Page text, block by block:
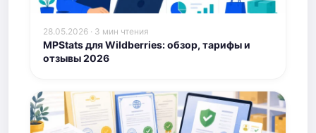
28.05.2026 · 3 мин чтения
MPStats для Wildberries: обзор, тарифы и
отзывы 2026